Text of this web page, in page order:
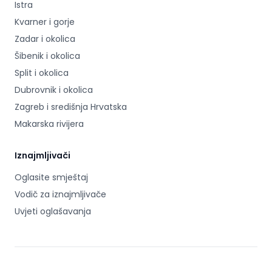
Istra
Kvarner i gorje
Zadar i okolica
Šibenik i okolica
Split i okolica
Dubrovnik i okolica
Zagreb i središnja Hrvatska
Makarska rivijera
Iznajmljivači
Oglasite smještaj
Vodič za iznajmljivače
Uvjeti oglašavanja